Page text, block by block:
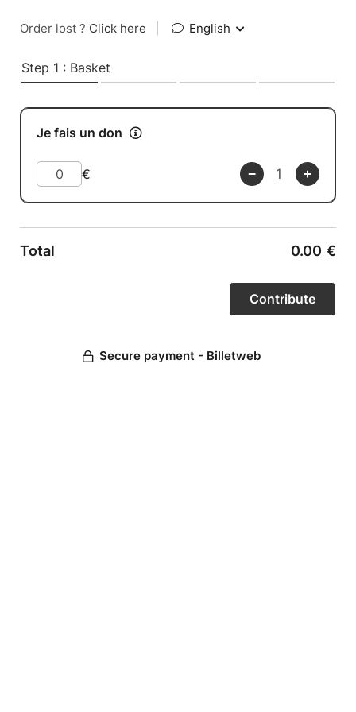
Order lost ? Click here English
Step 1 : Basket
Je fais un don
€
Total 0.00 €
Secure payment - Billetweb